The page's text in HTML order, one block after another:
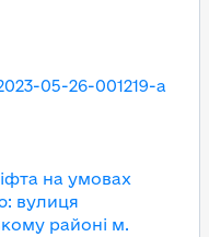
05-26-001219-a
на умовах
вулиця
районі м.